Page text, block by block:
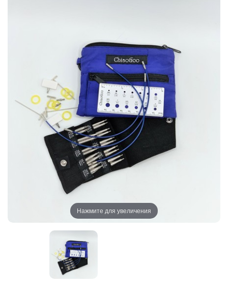
Нажмите для увеличения